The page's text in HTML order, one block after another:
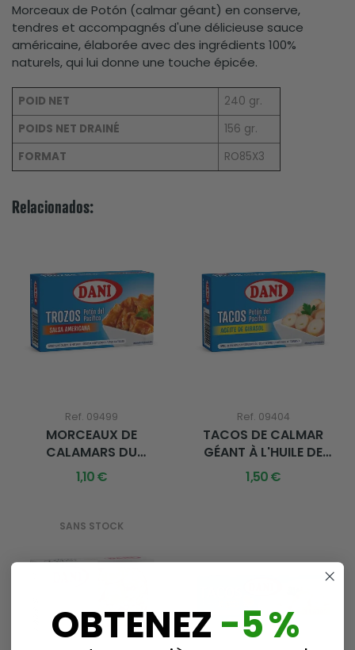
Morceaux de Potón (calmar géant) en conserve,
tendres et accompagnés d'une délicieuse sauce
américaine, élaborée avec des ingrédients 100%
naturels, qui lui donne une touche épicée.
POID NET
240 gr.
POIDS NET DRAINÉ
156 gr.
FORMAT
RO85X3
Relacionados:
Ref. 09499
MORCEAUX DE
CALAMARS DU
PACIFIQUE EN SAUCE...
1,10 €
Ref. 09404
TACOS DE CALMAR
GÉANT À L'HUILE DE
TOURNESOL...
1,50 €
SANS STOCK
OBTENEZ -5 %